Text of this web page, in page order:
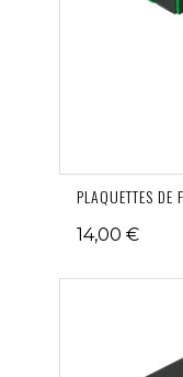
PLAQUETTES DE
14,00 €